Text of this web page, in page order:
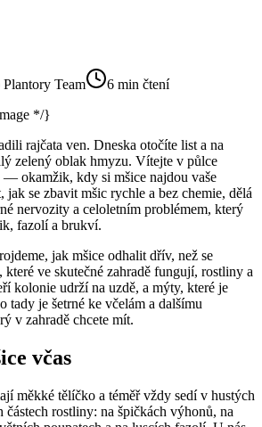
Plantory Team
6 min čtení
*/}
rajčata ven. Dneska otočíte list a na
zelený oblak hmyzu. Vítejte v půlce
— okamžik, kdy si mšice najdou vaše
jak se zbavit mšic rychle a bez chemie, dělá
nervozity a celoletním problémem, který
fazolí a brukví.
jak mšice odhalit dřív, než se
ve skutečné zahradě fungují, rostliny a
kolonie udrží na uzdě, a mýty, které je
tady je šetrné ke včelám a dalšímu
v zahradě chcete mít.
včas
měkké tělíčko a téměř vždy sedí v hustých
částech rostliny: na špičkách výhonů, na